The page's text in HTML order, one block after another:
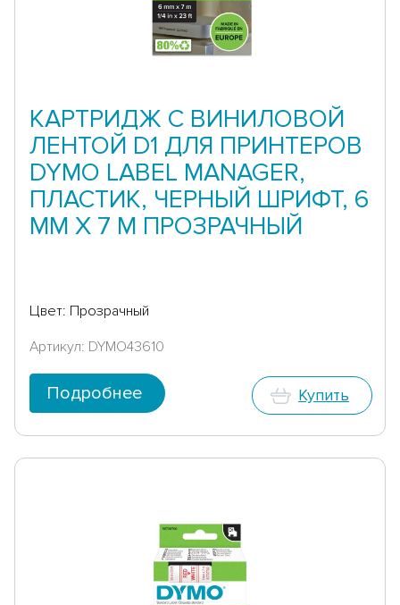
КАРТРИДЖ С ВИНИЛОВОЙ
ЛЕНТОЙ D1 ДЛЯ ПРИНТЕРОВ
DYMO LABEL MANAGER,
ПЛАСТИК, ЧЕРНЫЙ ШРИФТ, 6
ММ Х 7 М ПРОЗРАЧНЫЙ
Цвет: Прозрачный
Артикул: DYMO43610
Подробнее Купить